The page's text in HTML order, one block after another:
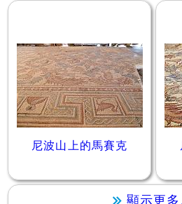
尼波山上的馬賽克
顯示更